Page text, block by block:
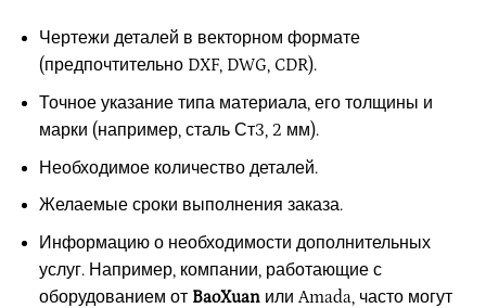
Чертежи деталей в векторном формате
(предпочтительно DXF, DWG, CDR).
Точное указание типа материала, его толщины и
марки (например, сталь Ст3, 2 мм).
Необходимое количество деталей.
Желаемые сроки выполнения заказа.
Информацию о необходимости дополнительных
услуг. Например, компании, работающие с
оборудованием от BaoXuanили Amada, часто могут